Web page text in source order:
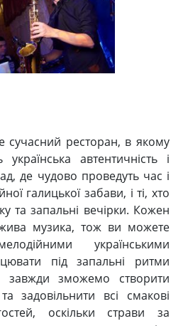
сучасний ресторан, в якому
автентичність і
де чудово проведуть час і
галицької забави, і ті, хто
та запальні вечірки. Кожен
музика, тож ви можете
українськими
під запальні ритми
завжди зможемо створити
задовільнити всі смакові
оскільки страви за